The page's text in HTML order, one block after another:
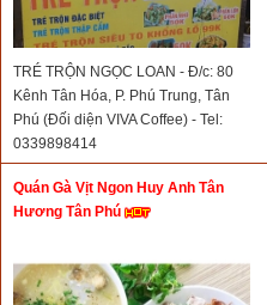
TRÉ TRỘN NGỌC LOAN - Đ/c: 80
Kênh Tân Hóa, P. Phú Trung, Tân
Phú (Đối diện VIVA Coffee) - Tel:
0339898414
Quán Gà Vịt Ngon Huy Anh Tân
Hương Tân Phú